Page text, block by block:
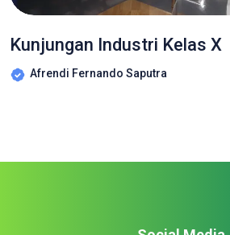
Kunjungan Industri Kelas X
Afrendi Fernando Saputra